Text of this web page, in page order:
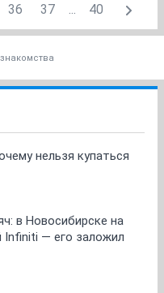
36 37 ... 40
нельзя купаться
в Новосибирске на
Infiniti — его заложил